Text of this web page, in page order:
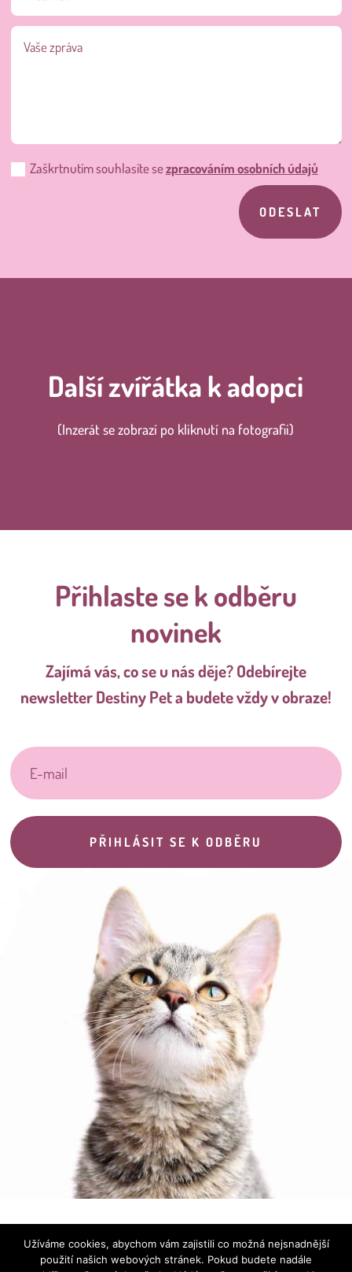
Zaškrtnutím souhlasíte sezpracováním osobních údajů
ODESLAT
Další zvířátka k adopci
(Inzerát se zobrazí po kliknutí na fotografii)
Přihlaste se k odběru
novinek
Zajímá vás, co se u nás děje? Odebírejte
newsletter Destiny Pet a budete vždy v obraze!
PŘIHLÁSIT SE K ODBĚRU
osobních údajů
Užíváme cookies, abychom vám zajistili co možná nejsnadnější
použití našich webových stránek. Pokud budete nadále